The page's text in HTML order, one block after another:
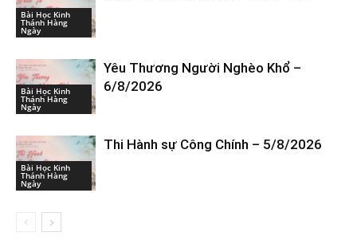
Bài Học Kinh
Thánh Hàng
Ngày
Bài Học Kinh
Thánh Hàng
Ngày
Yêu Thương Người Nghèo Khổ –
6/8/2026
Bài Học Kinh
Thánh Hàng
Ngày
Thi Hành sự Công Chính – 5/8/2026